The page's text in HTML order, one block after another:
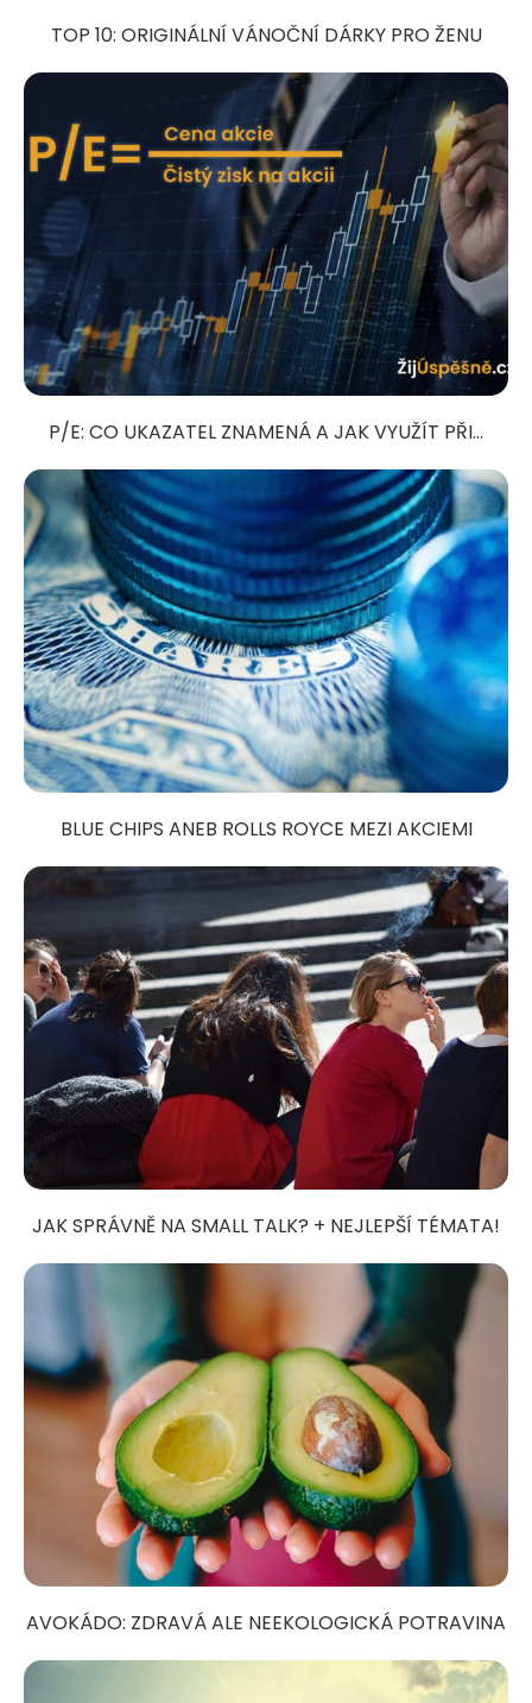
TOP 10: ORIGINÁLNÍ VÁNOČNÍ DÁRKY PRO ŽENU
P/E: CO UKAZATEL ZNAMENÁ A JAK VYUŽÍT PŘI...
BLUE CHIPS ANEB ROLLS ROYCE MEZI AKCIEMI
JAK SPRÁVNĚ NA SMALL TALK? + NEJLEPŠÍ TÉMATA!
AVOKÁDO: ZDRAVÁ ALE NEEKOLOGICKÁ POTRAVINA